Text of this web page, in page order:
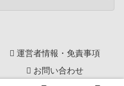
運営者情報・免責事項
お問い合わせ